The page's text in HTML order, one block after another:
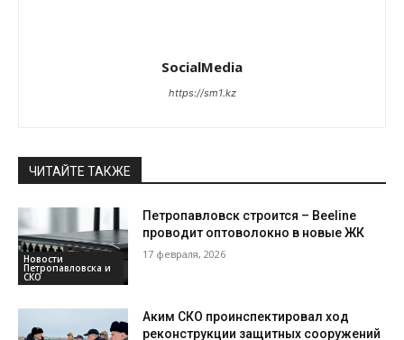
SocialMedia
https://sm1.kz
ЧИТАЙТЕ ТАКЖЕ
Новости
Петропавловска и
СКО
Петропавловск строится – Beeline
проводит оптоволокно в новые ЖК
17 февраля, 2026
Аким СКО проинспектировал ход
реконструкции защитных сооружений